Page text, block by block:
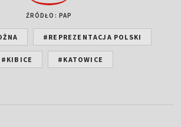
ŹRÓDŁO: PAP
#REPREZENTACJA POLSKI
#KIBICE #KATOWICE